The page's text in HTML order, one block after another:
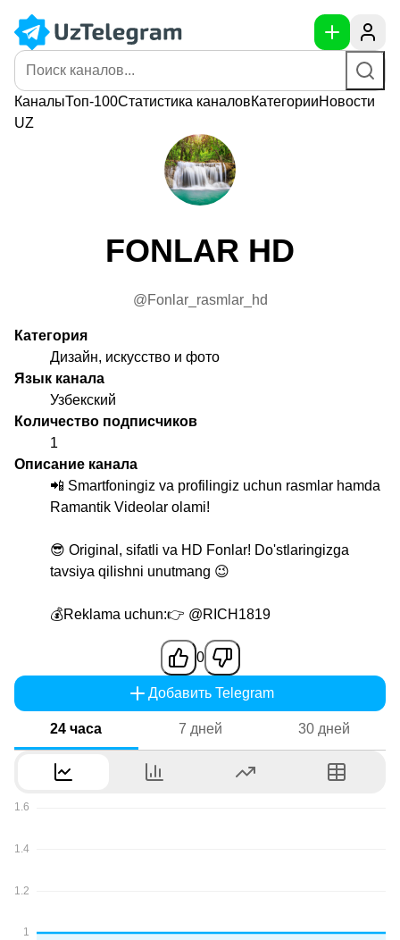
КаналыТоп-100Статистика каналовКатегорииНовости
UZ
FONLAR HD
@Fonlar_rasmlar_hd
Категория
Дизайн, искусство и фото
Язык канала
Узбекский
Количество подписчиков
1
Описание канала
📲 Smartfoningiz va profilingiz uchun rasmlar hamda
Ramantik Videolar olami!
😎 Original, sifatli va HD Fonlar! Do'stlaringizga
tavsiya qilishni unutmang 😉
💰Reklama uchun:👉 @RICH1819
0
Добавить Telegram
24 часа 7 дней 30 дней